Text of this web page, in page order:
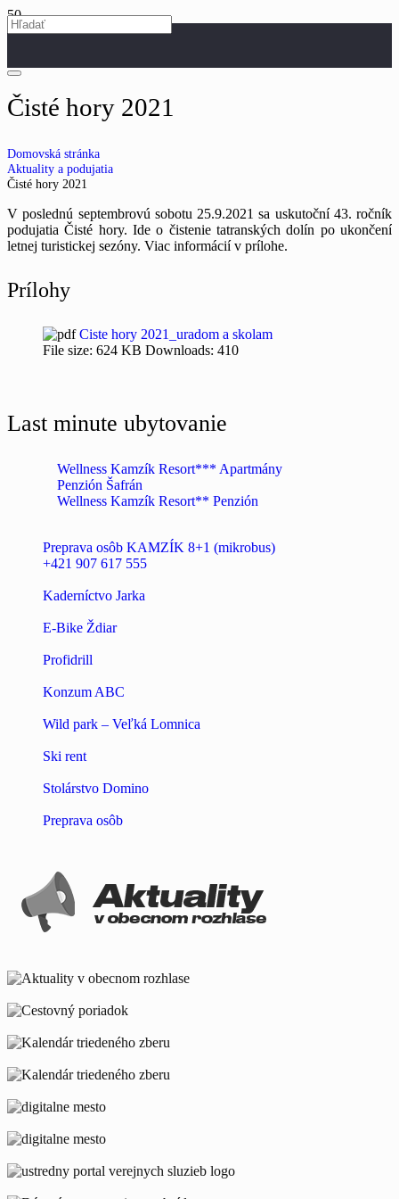
Čisté hory 2021
Domovská stránka
Aktuality a podujatia
Čisté hory 2021
V poslednú septembrovú sobotu 25.9.2021 sa uskutoční 43. ročník
podujatia Čisté hory. Ide o čistenie tatranských dolín po ukončení
letnej turistickej sezóny. Viac informácií v prílohe.
Prílohy
Ciste hory 2021_uradom a skolam
File size: 624 KB Downloads: 410
Last minute ubytovanie
Wellness Kamzík Resort*** Apartmány
Penzión Šafrán
Wellness Kamzík Resort** Penzión
Preprava osôb KAMZÍK 8+1 (mikrobus)
+421 907 617 555
Kaderníctvo Jarka
E-Bike Ždiar
Profidrill
Konzum ABC
Wild park – Veľká Lomnica
Ski rent
Stolárstvo Domino
Preprava osôb